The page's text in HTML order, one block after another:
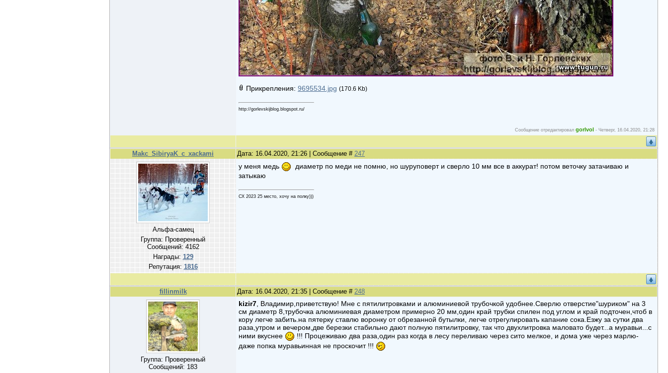
Прикрепления: 9695534.jpg (170.6 Kb)
http://gorlevskijblog.blogspot.ru/
Сообщение отредактировал gorlvol - Четверг, 16.04.2020, 21:28
Makc_SibiryaK_c_xackami Дата: 16.04.2020, 21:26 | Сообщение # 247
Альфа-самец
Группа: Проверенный
Сообщений: 4162
Награды: 129
Репутация: 1816
у меня медь
диаметр по меди не помню, но шуруповерт и сверло 10 мм все в аккурат! потом веточку затачиваю и
затыкаю
СХ 2023 25 место, хочу на полку)))
fillinmilk Дата: 16.04.2020, 21:35 | Сообщение # 248
Группа: Проверенный
Сообщений: 183
kizir7 , Владимир,приветствую! Мне с пятилитровками и алюминиевой трубочкой удобнее.Сверлю отверстие"шуриком" на 3
см диаметр 8,трубочка алюминиевая диаметром примерно 20 мм,один край трубки спилен под углом и край подточен,чтоб в
кору легче забить.на пятерку ставлю воронку от обрезанной бутылки, легче отрегулировать капание сока.Езжу за сутки два
раза,утром и вечером,две березки стабильно дают полную пятилитровку, так что двухлитровка маловато будет...а муравьи...с
ними вкуснее
!!! Процеживаю два раза,один раз когда в лесу переливаю через сито мелкое, и дома уже через марлю-
даже попка муравьинная не проскочит !!!